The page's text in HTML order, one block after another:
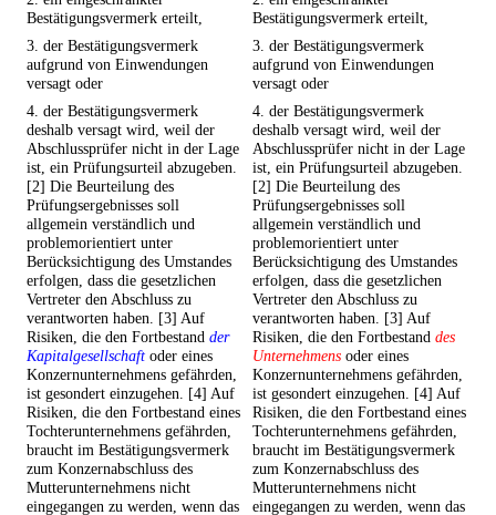
Bestätigungsvermerk erteilt,
Bestätigungsvermerk erteilt,
3. der Bestätigungsvermerk
aufgrund von Einwendungen
versagt oder
3. der Bestätigungsvermerk
aufgrund von Einwendungen
versagt oder
4. der Bestätigungsvermerk
deshalb versagt wird, weil der
Abschlussprüfer nicht in der Lage
ist, ein Prüfungsurteil abzugeben.
[2] Die Beurteilung des
Prüfungsergebnisses soll
allgemein verständlich und
problemorientiert unter
Berücksichtigung des Umstandes
erfolgen, dass die gesetzlichen
Vertreter den Abschluss zu
verantworten haben. [3] Auf
Risiken, die den Fortbestand der
Kapitalgesellschaft oder eines
Konzernunternehmens gefährden,
ist gesondert einzugehen. [4] Auf
Risiken, die den Fortbestand eines
Tochterunternehmens gefährden,
braucht im Bestätigungsvermerk
zum Konzernabschluss des
Mutterunternehmens nicht
eingegangen zu werden, wenn das
4. der Bestätigungsvermerk
deshalb versagt wird, weil der
Abschlussprüfer nicht in der Lage
ist, ein Prüfungsurteil abzugeben.
[2] Die Beurteilung des
Prüfungsergebnisses soll
allgemein verständlich und
problemorientiert unter
Berücksichtigung des Umstandes
erfolgen, dass die gesetzlichen
Vertreter den Abschluss zu
verantworten haben. [3] Auf
Risiken, die den Fortbestand des
Unternehmens oder eines
Konzernunternehmens gefährden,
ist gesondert einzugehen. [4] Auf
Risiken, die den Fortbestand eines
Tochterunternehmens gefährden,
braucht im Bestätigungsvermerk
zum Konzernabschluss des
Mutterunternehmens nicht
eingegangen zu werden, wenn das